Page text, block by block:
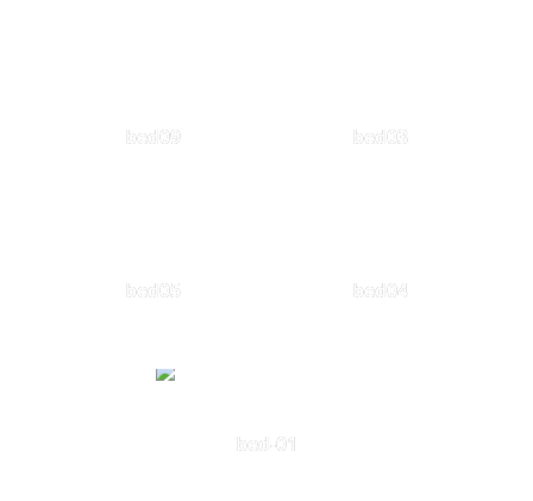
bed09 bed03
bed05 bed04
bed-01